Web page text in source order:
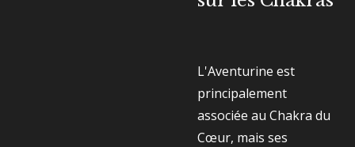
L'Aventurine est
principalement
associée au Chakra du
Cœur, mais ses